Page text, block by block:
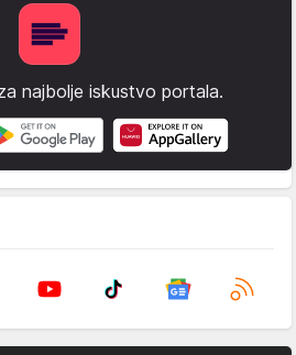
najbolje iskustvo portala.